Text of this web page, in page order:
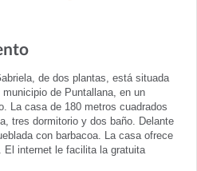
de dos plantas, está situada
de Puntallana, en un
La casa de 180 metros cuadrados
tres dormitorio y dos baño. Delante
con barbacoa. La casa ofrece
El internet le facilita la gratuita